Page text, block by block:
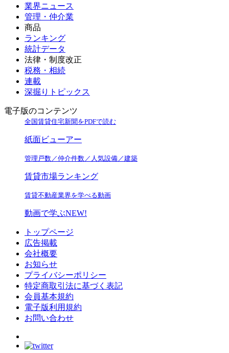
業界ニュース
管理・仲介業
商品
ランキング
統計データ
法律・制度改正
税務・相続
連載
深掘りトピックス
電子版のコンテンツ
全国賃貸住宅新聞をPDFで読む
紙面ビューアー
管理戸数／仲介件数／人気設備／建築
賃貸市場ランキング
賃貸不動産業界を学べる動画
動画で学ぶNEW!
トップページ
広告掲載
会社概要
お知らせ
プライバシーポリシー
特定商取引法に基づく表記
会員基本規約
電子版利用規約
お問い合わせ